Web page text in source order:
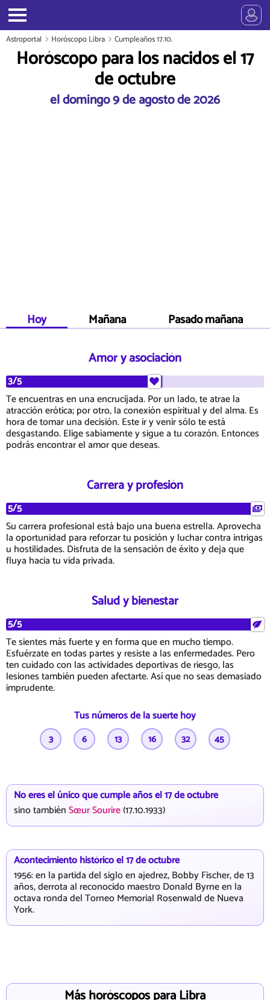
Astroportal Horóscopo Libra Cumpleaños 17.10.
Horóscopo para los nacidos el 17
de octubre
el domingo 9 de agosto de 2026
Hoy Mañana Pasado mañana
Amor y asociación
3/5
Te encuentras en una encrucijada. Por un lado, te atrae la
atracción erótica; por otro, la conexión espiritual y del alma. Es
hora de tomar una decisión. Este ir y venir sólo te está
desgastando. Elige sabiamente y sigue a tu corazón. Entonces
podrás encontrar el amor que deseas.
Carrera y profesión
5/5
Su carrera profesional está bajo una buena estrella. Aprovecha
la oportunidad para reforzar tu posición y luchar contra intrigas
u hostilidades. Disfruta de la sensación de éxito y deja que
fluya hacia tu vida privada.
Salud y bienestar
5/5
Te sientes más fuerte y en forma que en mucho tiempo.
Esfuérzate en todas partes y resiste a las enfermedades. Pero
ten cuidado con las actividades deportivas de riesgo, las
lesiones también pueden afectarte. Así que no seas demasiado
imprudente.
Tus números de la suerte hoy
3 6 13 16 32 45
No eres el único que cumple años el 17 de octubre
sino tambiénSœur Sourire(17.10.1933)
Acontecimiento histórico el 17 de octubre
1956: en la partida del siglo en ajedrez, Bobby Fischer, de 13
años, derrota al reconocido maestro Donald Byrne en la
octava ronda del Torneo Memorial Rosenwald de Nueva
York.
Más horóscopos para Libra